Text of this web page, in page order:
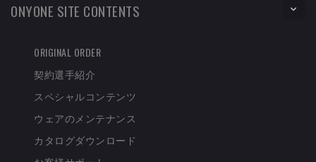
ONYONE SITE CONTENTS
ORIGINAL ORDER
契約選手紹介
スペシャルコンテンツ
ウェアのメンテナンス
カタログダウンロード